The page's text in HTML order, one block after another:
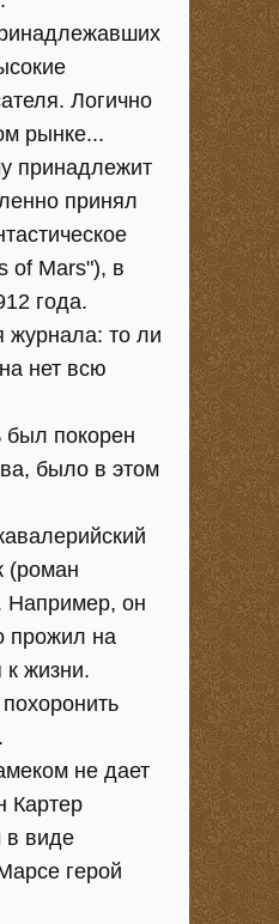
Логично
рынке...
принадлежит
принял
of Mars"), в
года.
то ли
нет всю
был покорен
было в этом
(роман
Например, он
прожил на
жизни.
не дает
Картер
в виде
герой